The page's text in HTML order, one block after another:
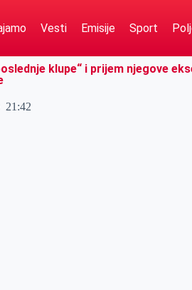
Vesti Emisije Sport
klupe“ i prijem njegove
21:42